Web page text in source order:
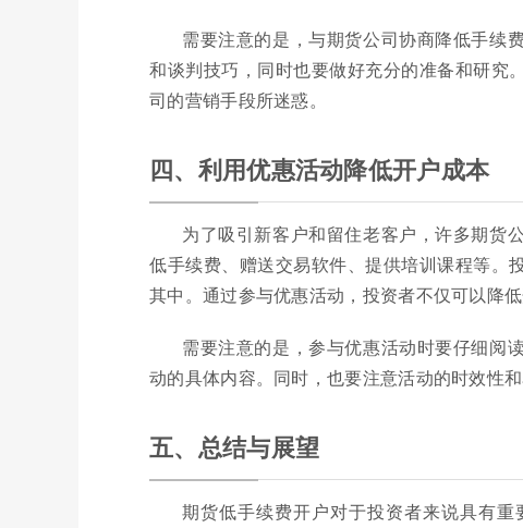
需要注意的是，与期货公司协商降低手续
和谈判技巧，同时也要做好充分的准备和研究
司的营销手段所迷惑。
四、利用优惠活动降低开户成本
为了吸引新客户和留住老客户，许多期货
低手续费、赠送交易软件、提供培训课程等。
其中。通过参与优惠活动，投资者不仅可以降
需要注意的是，参与优惠活动时要仔细阅
动的具体内容。同时，也要注意活动的时效性
五、总结与展望
期货低手续费开户对于投资者来说具有